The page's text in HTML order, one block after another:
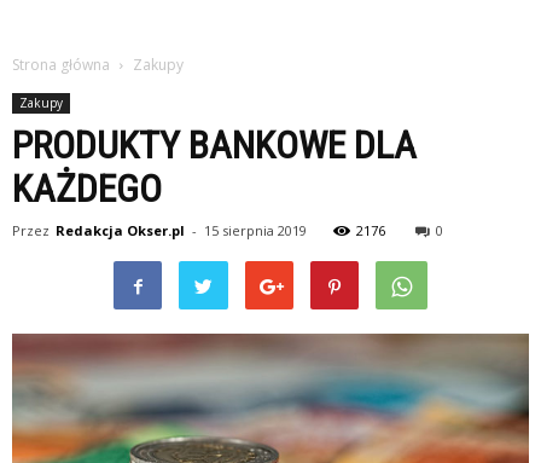
Strona główna Zakupy
Zakupy
PRODUKTY BANKOWE DLA
KAŻDEGO
Przez Redakcja Okser.pl - 15 sierpnia 2019 2176 0